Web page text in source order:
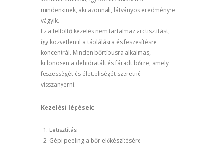
mindenkinek, aki azonnali, látványos eredményre
vágyik.
Ez a feltöltő kezelés nem tartalmaz arctisztítást,
így közvetlenül a táplálásra és feszesítésre
koncentrál. Minden bőrtípusra alkalmas,
különösen a dehidratált és fáradt bőrre, amely
feszességét és életteliségét szeretné
visszanyerni.
Kezelési lépések:
Letisztítás
Gépi peeling a bőr előkészítésére